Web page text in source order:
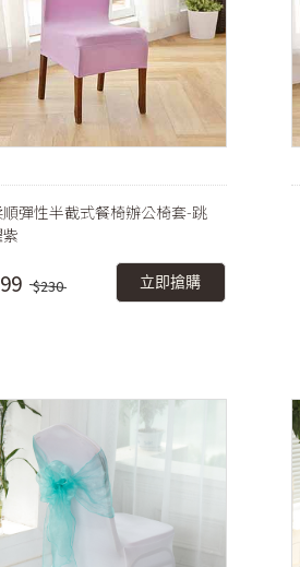
彈性半截式餐椅辦公椅套-跳
$230 立即搶購